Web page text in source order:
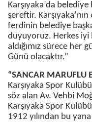
Karşıyaka’da belediye
şereftir.
ferdinin belediye
duyuyoruz. Herkes iyi
aldığımız sürece her
Günü olacaktır.”
“SANCAR MARUFLU
Karşıyaka Spor
söz alan Av. Vehbi
Karşıyaka Spor
1912 yılından bu